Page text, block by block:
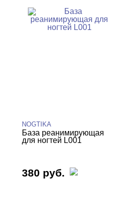
NOGTIKA
База реанимирующая
для ногтей L001
380 руб.